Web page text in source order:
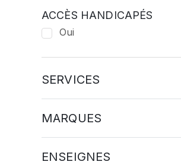
ACCÈS HANDICAPÉS
Oui
SERVICES
MARQUES
ENSEIGNES